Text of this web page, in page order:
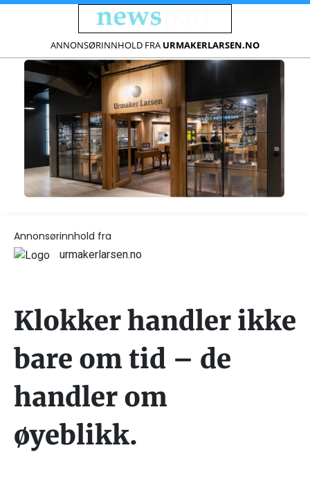
ANNONSØRINNHOLD FRA URMAKERLARSEN.NO
Annonsørinnhold fra
urmakerlarsen.no
Klokker handler ikke
bare om tid – de
handler om
øyeblikk.